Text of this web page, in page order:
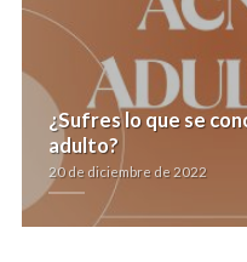
¿Sufres lo que se
adulto?
20 de diciembre de 2022